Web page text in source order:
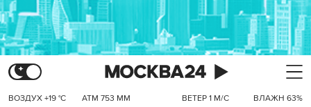
ВОЗДУХ +19 °C АТМ 753 ММ ВЕТЕР 1 М/С ВЛАЖН 63%